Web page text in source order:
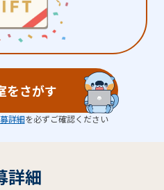
をさがす
詳細を必ずご確認ください
詳細